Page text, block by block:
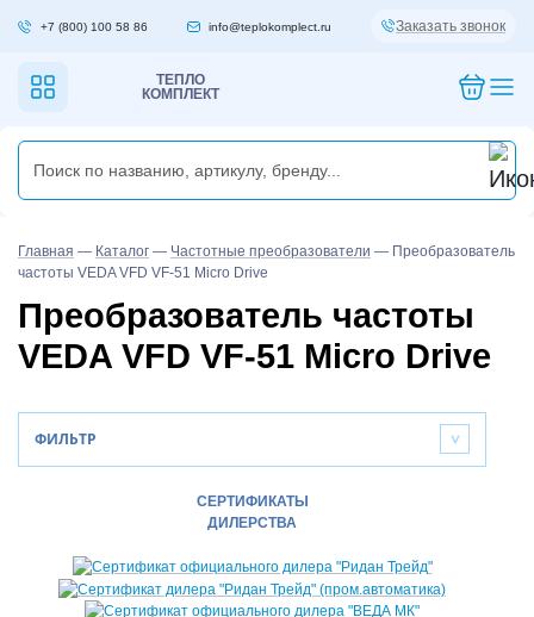
+7 (800) 100 58 86 info@teplokomplect.ru Заказать звонок
ТЕПЛО
КОМПЛЕКТ
Главная — Каталог — Частотные преобразователи — Преобразователь
частоты VEDA VFD VF-51 Micro Drive
Преобразователь частоты
VEDA VFD VF-51 Micro Drive
ФИЛЬТР >
СЕРТИФИКАТЫ
ДИЛЕРСТВА